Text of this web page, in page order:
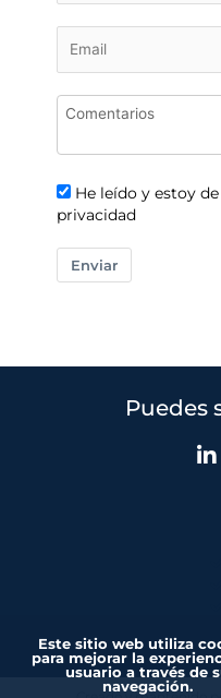
He leído y estoy
privacidad
Enviar
Puedes
Este sitio web utiliza
para mejorar la
usuario a través de
navegación.